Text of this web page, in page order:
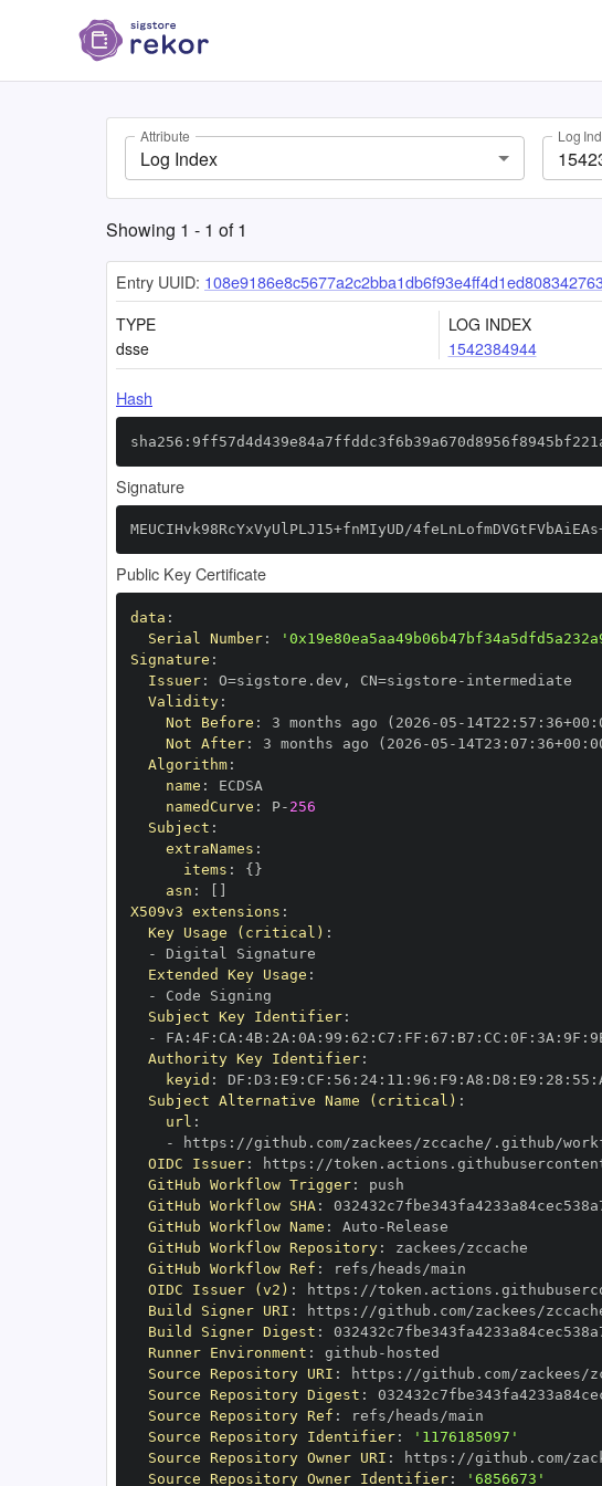
Attribute
Log Index
Log
Showing 1 - 1 of1
Entry UUID:
TYPE
dsse
LOG INDEX
1542384944
Hash
Signature
MEUCIHvk98RcYxVyUlPLJ15+fnMIyUD/
Public Key Certificate
data :
Serial Number:
Signature :
Issuer: O=sigstore.dev , CN=sigstore -
Validity:
Not Before : 3 months ago (2026 -05 - 14T22 : 57 : 36+00 :
Not After: 3 months ago (2026 -05 - 14T23 : 07 : 36+00 :
Algorithm:
name :
namedCurve : P- 256
Subject :
extraNames :
items : { }
asn :
X509v3 extensions :
Key Usage (critical) :
-
Extended Key Usage :
-
Subject Key Identifier:
-
FA : 4F : CA : 4B: 2A : 0A : 99 : 62 : C7 : FF : 67 : B7 : CC : 0F : 3A : 9F :
Authority Key Identifier:
keyid : DF : D3 : E9 : CF : 56 : 24: 11 : 96 : F9 : A8 : D8 : E9 : 28 : 55 :
Subject Alternative Name (critical) :
url :
-
https : //github.com/zackees/zccache/.github/
OIDC Issuer: https :
GitHub Workflow Trigger:
GitHub Workflow SHA:
GitHub Workflow Name : Auto -
GitHub Workflow Repository:
GitHub Workflow Ref :
OIDC Issuer (v2) : https :
Build Signer URI : https : //github.com/zackees/
Build Signer Digest :
Runner Environment : github -
Source Repository URI : https :
Source Repository Digest :
Source Repository Ref :
Source Repository Identifier:
'1176185097'
Source Repository Owner URI : https :
Source Repository Owner Identifier: '6856673'